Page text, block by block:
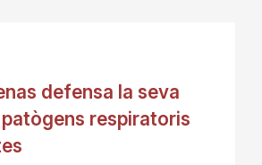
defensa la seva
respiratoris